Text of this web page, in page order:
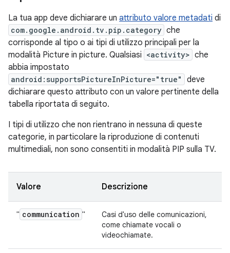
La tua app deve dichiarare un attributo valore metadati di
com.google.android.tv.pip.category che
corrisponde al tipo o ai tipi di utilizzo principali per la
modalità Picture in picture. Qualsiasi <activity> che
abbia impostato
android:supportsPictureInPicture="true"
deve
dichiarare questo attributo con un valore pertinente della
tabella riportata di seguito.
I tipi di utilizzo che non rientrano in nessuna di queste
categorie, in particolare la riproduzione di contenuti
multimediali, non sono consentiti in modalità PIP sulla TV.
Valore Descrizione
" communication "
Casi d'uso delle comunicazioni,
come chiamate vocali o
videochiamate.